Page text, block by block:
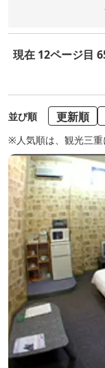
現在 12ページ目
並び順 更新順
※人気順は、観光三